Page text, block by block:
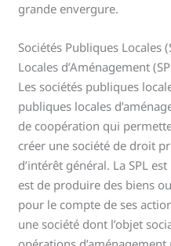
grande envergure.
Sociétés Publiques Locales
Locales d’Aménagement
Les sociétés publiques
publiques locales
de coopération qui
créer une société de droit
d’intérêt général. La SPL
est de produire des biens
pour le compte de ses
une société dont l’objet